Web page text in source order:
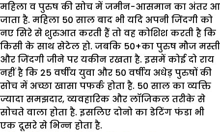
महिला व पुरुष की सोच में जमीन-आसमान का अंतर आ
जाता है. महिला 50 साल बाद भी यदि अपनी जिंदगी को
नए सिरे से शुरुआत करती हैं तो वह कोशिश करती है कि
किसी के साथ सेटेल हो. जबकि 50+का पुरुष मौज मस्ती
और जिंदगी जीने पर यकीन रखता है. इसमें कोई दो राय
नहीं है कि 25 वर्षीय युवा और 50 वर्षीय अधेड़ पुरुषों की
सोच में अच्छा खासा पफर्क होता है. 50 साल का व्यक्ति
ज्यादा समझदार, व्यवहारिक और लॉजिकल तरीके से
सोचते वाला होता है. इसलिए दोनो का डेटिंग फंडा भी
एक दूसरे से भिन्न होता है.